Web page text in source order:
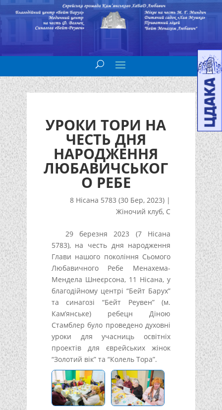
УРОКИ ТОРИ НА
ЧЕСТЬ ДНЯ
НАРОДЖЕННЯ
ЛЮБАВИЧСЬКОГ
О РЕБЕ
8 Нісана 5783 (30 Бер, 2023) |
Жіночий клуб, С
29 березня 2023 (7 Нісана
5783), на честь дня народження
Глави нашого покоління Сьомого
Любавичного Ребе Менахема-
Мендела Шнеєрсона, 11 Нісана, у
благодійному центрі “Бейт Барух”
та синагозі “Бейт Реувен” (м.
Кам’янське) ребецн Діною
Стамблер було проведено духовні
уроки для учасниць освітніх
проектів для єврейських жінок
“Золотий вік” та “Колель Тора”.